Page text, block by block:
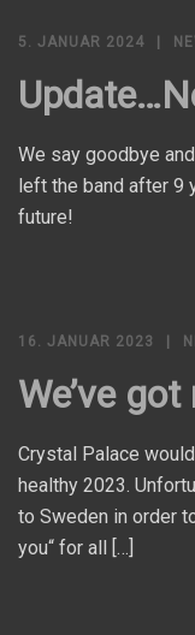
5. JANUAR 2024
We say goodbye
left the band after 9
future!
16. JANUAR 2023
We’ve
Crystal Palace
healthy 2023.
to Sweden in order
you“ for all […]